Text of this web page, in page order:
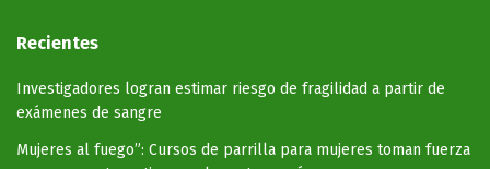
Recientes
Investigadores logran estimar riesgo de fragilidad a partir de
exámenes de sangre
Mujeres al fuego”: Cursos de parrilla para mujeres toman fuerza